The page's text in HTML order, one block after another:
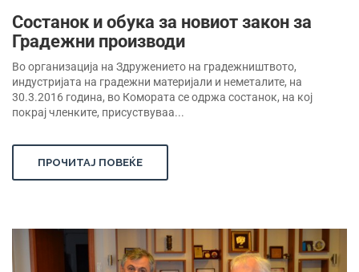
Состанок и обука за новиот закон за
Градежни производи
Во организација на Здружението на градежништвото,
индустријата на градежни материјали и неметалите, на
30.3.2016 година, во Комората се одржа состанок, на кој
покрај членките, присуствуваа...
ПРОЧИТАЈ ПОВЕЌЕ